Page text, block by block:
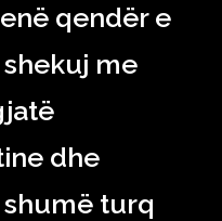
qendër e
me
dhe
turq